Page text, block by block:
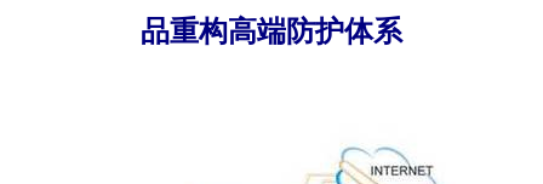
品重构高端防护体系